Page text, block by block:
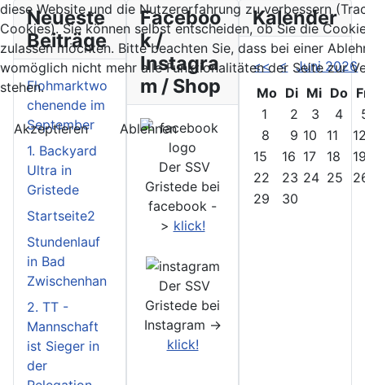
Neueste
Beiträge
Flohmarktwo
chenende im
September
1. Backyard
Ultra in
Gristede
Startseite2
Stundenlauf
in Bad
Zwischenhan
2. TT -
Mannschaft
ist Sieger in
der
Faceboo
k /
Instagra
m / Shop
Der SSV
Gristede bei
facebook -
> klick!
Der SSV
Gristede bei
Instagram ->
klick!
Kalender
<< < Juni 2026
Mo Di Mi Do
1
2 3 4
8
9 10 11
15
16 17 18
22
23 24 25
29
30
diese Website und die Nutzererfahrung zu verbessern
Cookies). Sie können selbst entscheiden, ob Sie die
zulassen möchten. Bitte beachten Sie, dass bei einer
womöglich nicht mehr alle Funktionalitäten der Seite zur
stehen.
Akzeptieren Ablehnen